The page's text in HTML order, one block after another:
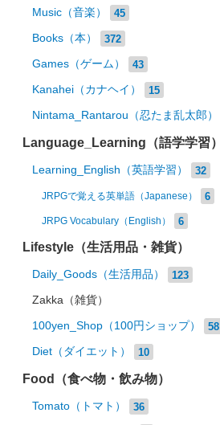
Music（音楽） 45
Books（本） 372
Games（ゲーム） 43
Kanahei（カナヘイ） 15
Nintama_Rantarou（忍たま乱太郎）
Language_Learning（語学学習）
Learning_English（英語学習） 32
JRPGで覚える英単語（Japanese） 6
JRPG Vocabulary（English） 6
Lifestyle（生活用品・雑貨）
Daily_Goods（生活用品） 123
Zakka（雑貨）
100yen_Shop（100円ショップ） 58
Diet（ダイエット） 10
Food（食べ物・飲み物）
Tomato（トマト） 36